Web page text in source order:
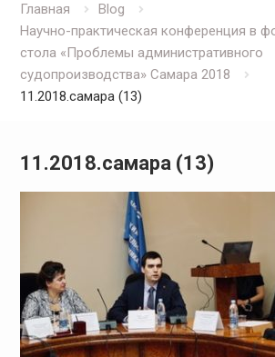
Главная
Blog
Научно-практическая конференция в
стола «Проблемы административного
судопроизводства» Самара 2018
11.2018.самара (13)
11.2018.самара (13)